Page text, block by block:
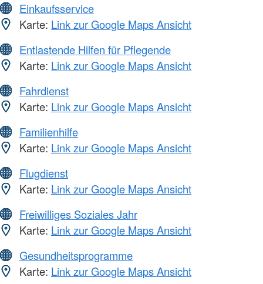
Einkaufsservice
Karte: Link zur Google Maps Ansicht
Entlastende Hilfen für Pflegende
Karte: Link zur Google Maps Ansicht
Fahrdienst
Karte: Link zur Google Maps Ansicht
Familienhilfe
Karte: Link zur Google Maps Ansicht
Flugdienst
Karte: Link zur Google Maps Ansicht
Freiwilliges Soziales Jahr
Karte: Link zur Google Maps Ansicht
Gesundheitsprogramme
Karte: Link zur Google Maps Ansicht